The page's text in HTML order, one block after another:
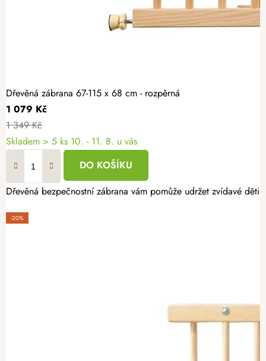
Dřevěná zábrana 67-115 x 68 cm - rozpěrná
1 079 Kč
1 349 Kč
Skladem > 5 ks 10. - 11. 8. u vás
DO KOŠÍKU
Dřevěná bezpečnostní zábrana vám pomůže udržet zvídavé
-20%